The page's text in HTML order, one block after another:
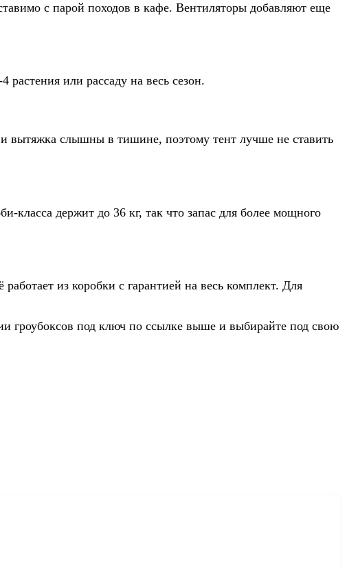
с парой походов в кафе. Вентиляторы добавляют еще
или рассаду на весь сезон.
вытяжка слышны в тишине, поэтому тент лучше не ставить
класса держит до 36 кг, так что запас для более мощного
из коробки с гарантией на весь комплект. Для
гроубоксов под ключ по ссылке выше и выбирайте под свою